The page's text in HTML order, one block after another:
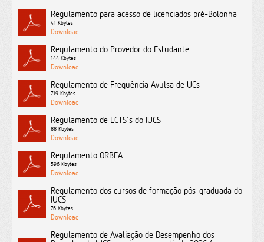
Regulamento para acesso de licenciados pré-Bolonha
41 Kbytes
Regulamento do Provedor do Estudante
144 Kbytes
Regulamento de Frequência Avulsa de UCs
719 Kbytes
Regulamento de ECTS's do IUCS
88 Kbytes
Regulamento ORBEA
596 Kbytes
Regulamento dos cursos de formação pós-graduada do
IUCS
76 Kbytes
Regulamento de Avaliação de Desempenho dos